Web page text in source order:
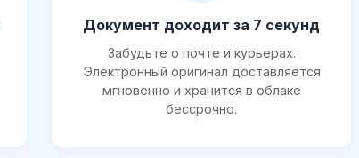
Документ доходит за 7 секунд
Забудьте о почте и курьерах.
Электронный оригинал доставляется
мгновенно и хранится в облаке
бессрочно.